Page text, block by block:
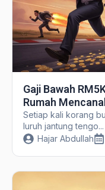
Gaji Bawah
Rumah
Setiap kali korang
luruh jantung tengo...
Hajar Abdullah